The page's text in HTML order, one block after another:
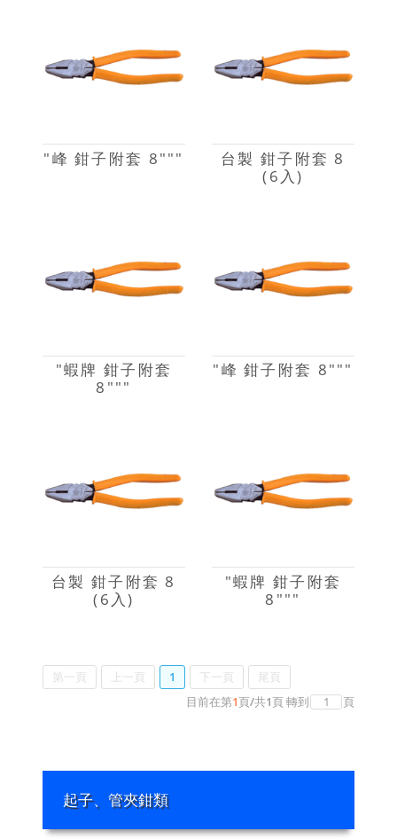
"峰 鉗子附套 8"""
台製 鉗子附套 8
(6入)
"蝦牌 鉗子附套
8"""
"峰 鉗子附套 8"""
台製 鉗子附套 8
(6入)
"蝦牌 鉗子附套
8"""
第一頁 上一頁 1 下一頁
尾頁
目前在第1頁/共1頁轉到 頁
起子、管夾鉗類